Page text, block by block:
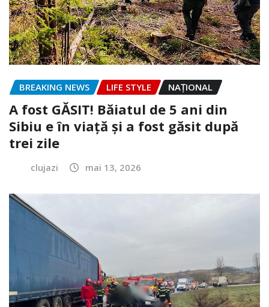
BREAKING NEWS LIFE STYLE NAŢIONAL
A fost GĂSIT! Băiatul de 5 ani din
Sibiu e în viață și a fost găsit după
trei zile
clujazi mai 13, 2026